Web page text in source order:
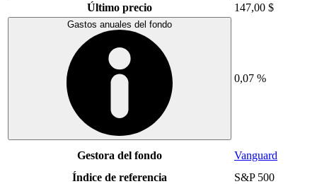
Último precio 147,00 $
Gastos anuales del fondo
0,07 %
Gestora del fondo
Vanguard
Índice de referencia
S&P 500